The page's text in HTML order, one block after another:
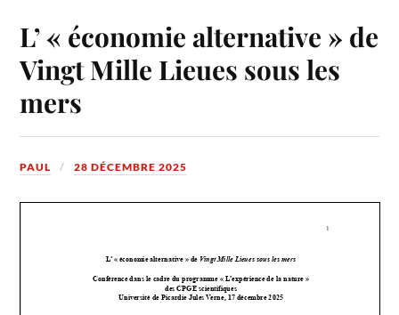
L’ « économie alternative » de
Vingt Mille Lieues sous les
mers
PAUL 28 DÉCEMBRE 2025